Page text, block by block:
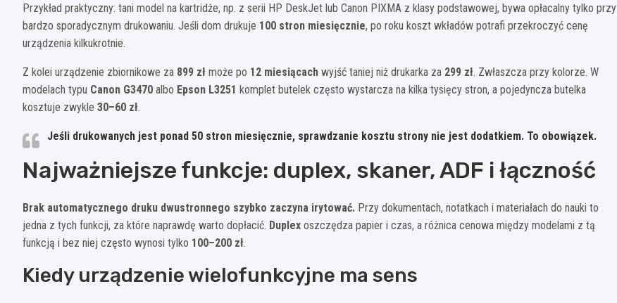
Przykład praktyczny: tani model na kartridże, np. z serii HP DeskJet lub Canon PIXMA z klasy podstawowej, bywa opłacalny tylko przy
bardzo sporadycznym drukowaniu. Jeśli dom drukuje 100 stron miesięcznie, po roku koszt wkładów potrafi przekroczyć cenę
urządzenia kilkukrotnie.
Z kolei urządzenie zbiornikowe za 899 zł może po 12 miesiącach wyjść taniej niż drukarka za 299 zł. Zwłaszcza przy kolorze. W
modelach typu Canon G3470 albo Epson L3251 komplet butelek często wystarcza na kilka tysięcy stron, a pojedyncza butelka
kosztuje zwykle 30–60 zł.
Jeśli drukowanych jest ponad 50 stron miesięcznie, sprawdzanie kosztu strony nie jest dodatkiem. To obowiązek.
Najważniejsze funkcje: duplex, skaner, ADF i łączność
Brak automatycznego druku dwustronnego szybko zaczyna irytować. Przy dokumentach, notatkach i materiałach do nauki to
jedna z tych funkcji, za które naprawdę warto dopłacić. Duplex oszczędza papier i czas, a różnica cenowa między modelami z tą
funkcją i bez niej często wynosi tylko 100–200 zł.
Kiedy urządzenie wielofunkcyjne ma sens